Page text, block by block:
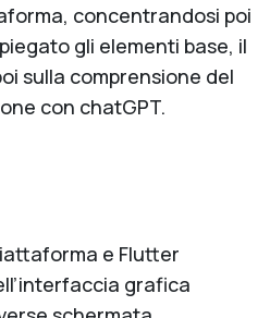
concentrandosi poi
gli elementi base, il
sulla comprensione del
con chatGPT.
e Flutter
grafica